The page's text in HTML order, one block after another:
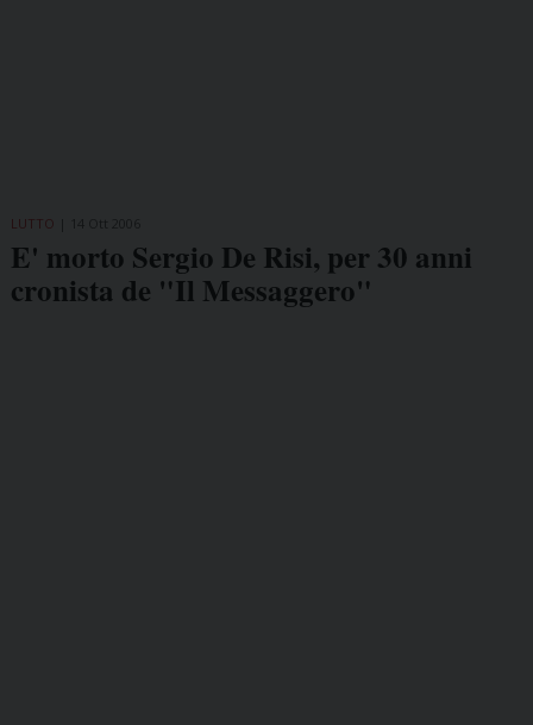
LUTTO
E' morto Sergio De Risi, per 30 anni
cronista de "Il Messaggero"